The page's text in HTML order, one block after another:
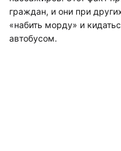
граждан, и они при
«набить морду» и
автобусом.